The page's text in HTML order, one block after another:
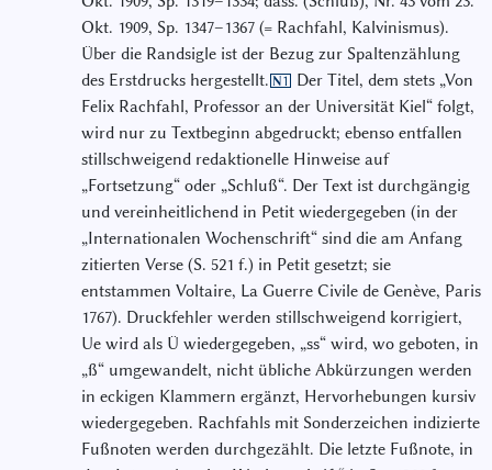
Okt. 1909, Sp. 1347–1367 (= Rachfahl, Kalvinismus).
Über die Randsigle ist der Bezug zur Spaltenzählung
des Erstdrucks hergestellt. N1
Der Titel, dem stets „Von
Felix Rachfahl, Professor an der Universität Kiel“ folgt,
wird nur zu Textbeginn abgedruckt; ebenso entfallen
stillschweigend redaktionelle Hinweise auf
„Fortsetzung“ oder „Schluß“. Der Text ist durchgängig
und vereinheitlichend in Petit wiedergegeben (in der
„Internationalen Wochenschrift“ sind die am Anfang
zitierten Verse (S. 521 f.) in Petit gesetzt; sie
entstammen Voltaire, La Guerre Civile de Genève, Paris
1767). Druckfehler werden stillschweigend korrigiert,
Ue wird als Ü wiedergegeben, „ss“ wird, wo geboten, in
„ß“ umgewandelt, nicht übliche Abkürzungen werden
in eckigen Klammern ergänzt, Hervorhebungen kursiv
wiedergegeben. Rachfahls mit Sonderzeichen indizierte
Fußnoten werden durchgezählt. Die letzte Fußnote, in